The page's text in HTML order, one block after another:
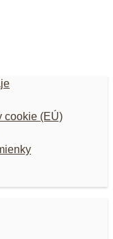
cookie (EÚ)